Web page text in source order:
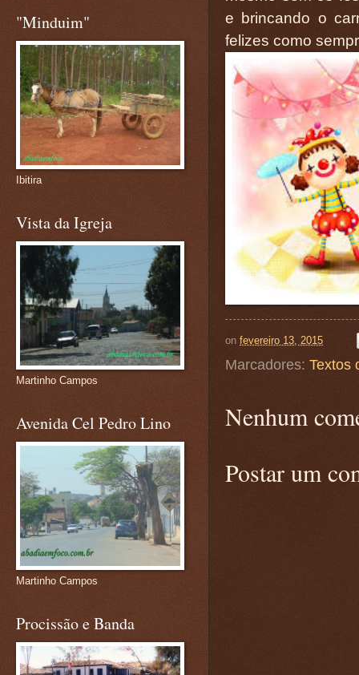
e brincando o
felizes como
on fevereiro 13, 2015
Marcadores: Textos
Nenhum
Postar um
"Minduim"
Ibitira
Vista da Igreja
Martinho Campos
Avenida Cel Pedro Lino
Martinho Campos
Procissão e Banda